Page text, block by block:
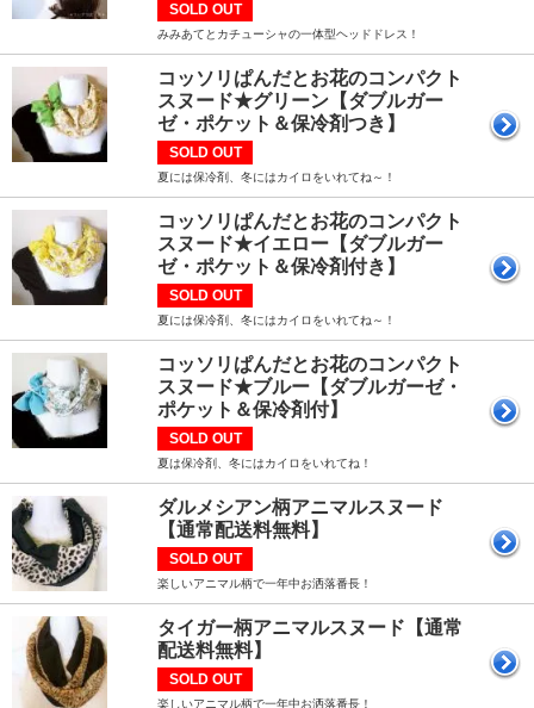
SOLD OUT
みみあてとカチューシャの一体型ヘッドドレス！
コッソリぱんだとお花のコンパクト
スヌード★グリーン【ダブルガー
ゼ・ポケット＆保冷剤つき】
SOLD OUT
夏には保冷剤、冬にはカイロをいれてね～！
コッソリぱんだとお花のコンパクト
スヌード★イエロー【ダブルガー
ゼ・ポケット＆保冷剤付き】
SOLD OUT
夏には保冷剤、冬にはカイロをいれてね～！
コッソリぱんだとお花のコンパクト
スヌード★ブルー【ダブルガーゼ・
ポケット＆保冷剤付】
SOLD OUT
夏は保冷剤、冬にはカイロをいれてね！
ダルメシアン柄アニマルスヌード
【通常配送料無料】
SOLD OUT
楽しいアニマル柄で一年中お洒落番長！
タイガー柄アニマルスヌード【通常
配送料無料】
SOLD OUT
楽しいアニマル柄で一年中お洒落番長！